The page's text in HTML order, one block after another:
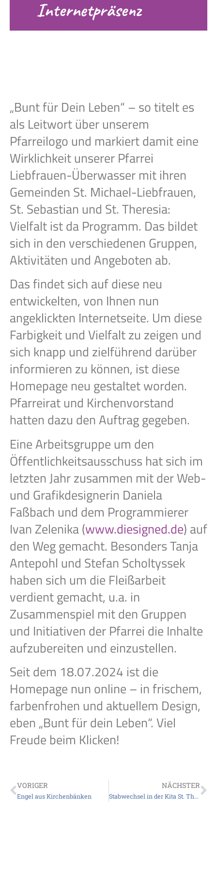
Internetpräsenz
„Bunt für Dein Leben“ – so titelt es
als Leitwort über unserem
Pfarreilogo und markiert damit eine
Wirklichkeit unserer Pfarrei
Liebfrauen-Überwasser mit ihren
Gemeinden St. Michael-Liebfrauen,
St. Sebastian und St. Theresia:
Vielfalt ist da Programm. Das bildet
sich in den verschiedenen Gruppen,
Aktivitäten und Angeboten ab.
Das findet sich auf diese neu
entwickelten, von Ihnen nun
angeklickten Internetseite. Um diese
Farbigkeit und Vielfalt zu zeigen und
sich knapp und zielführend darüber
informieren zu können, ist diese
Homepage neu gestaltet worden.
Pfarreirat und Kirchenvorstand
hatten dazu den Auftrag gegeben.
Eine Arbeitsgruppe um den
Öffentlichkeitsausschuss hat sich im
letzten Jahr zusammen mit der Web-
und Grafikdesignerin Daniela
Faßbach und dem Programmierer
Ivan Zelenika (www.diesigned.de) auf
den Weg gemacht. Besonders Tanja
Antepohl und Stefan Scholtyssek
haben sich um die Fleißarbeit
verdient gemacht, u.a. in
Zusammenspiel mit den Gruppen
und Initiativen der Pfarrei die Inhalte
aufzubereiten und einzustellen.
Seit dem 18.07.2024 ist die
Homepage nun online – in frischem,
farbenfrohen und aktuellem Design,
eben „Bunt für dein Leben“. Viel
Freude beim Klicken!
VORIGER
Engel aus Kirchenbänken
NÄCHSTER
Stabwechsel in der Kita St. Theresia